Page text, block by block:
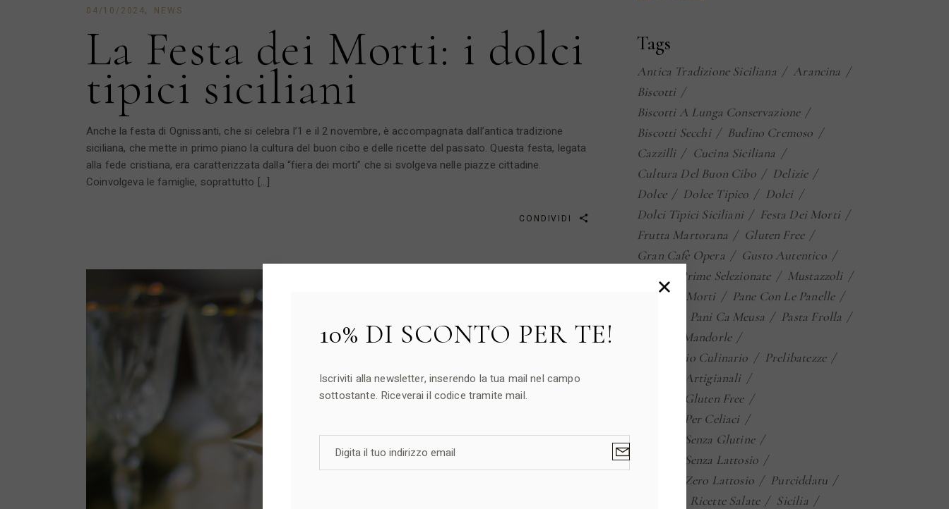
04/10/2024 NEWS
La Festa dei Morti: i dolci
tipici siciliani
Anche la festa di Ognissanti, che si celebra l’1 e il 2 novembre, è accompagnata dall’antica tradizione
siciliana, che mette in primo piano la cultura del buon cibo e delle ricette del passato. Questa festa, legata
alla fede cristiana, era caratterizzata dalla “fiera dei morti” che si svolgeva nelle piazze cittadine.
Coinvolgeva le famiglie, soprattutto […]
CONDIVIDI
Tags
Antica Tradizione Siciliana
Arancina
Biscotti
Biscotti A Lunga Conservazione
Biscotti Secchi
Budino Cremoso
Cazzilli
Cucina Siciliana
Cultura Del Buon Cibo
Delizie
Dolce
Dolce Tipico
Dolci
Dolci Tipici Siciliani
Festa Dei Morti
Frutta Martorana
Gluten Free
Gran Cafè Opera
Gusto Autentico
Materie Prime Selezionate
Mustazzoli
Ossa Dei Morti
Pane Con Le Panelle
Pani Ca Meusa
Pasta Frolla
Paste Di Mandorle
Patrimonio Culinario
Prelibatezze
Prodotti Artigianali
Prodotti Gluten Free
Prodotti Per Celiaci
Prodotti Senza Glutine
Prodotti Senza Lattosio
Prodotti Zero Lattosio
Purciddatu
Ricette Salate
Sicilia
10% DI SCONTO PER TE!
Iscriviti alla newsletter, inserendo la tua mail nel campo
sottostante. Riceverai il codice tramite mail.